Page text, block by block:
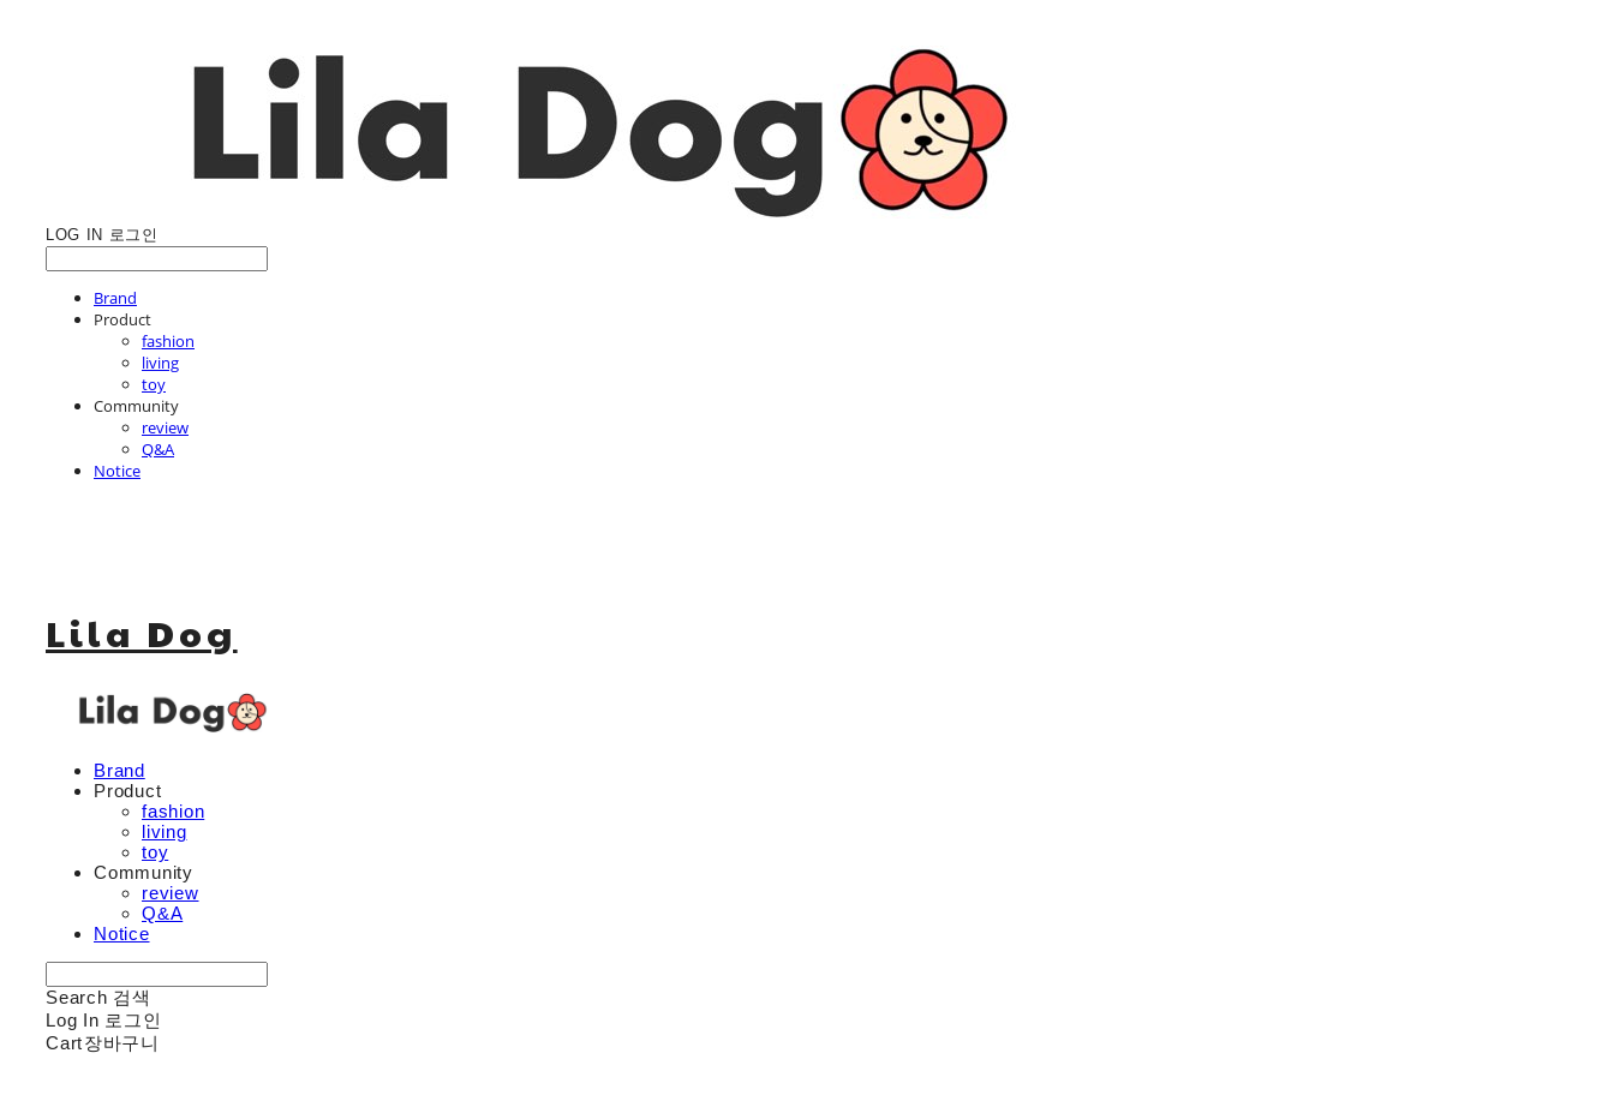
LOG IN 로그인
Brand
Product
fashion
living
toy
Community
review
Q&A
Notice
Lila Dog
Brand
Product
fashion
living
toy
Community
review
Q&A
Notice
Search 검색
Log In 로그인
Cart장바구니